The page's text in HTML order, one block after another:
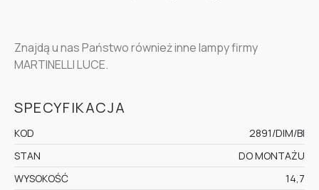
Znajdą u nas Państwo również inne lampy firmy
MARTINELLI LUCE.
SPECYFIKACJA
KOD
2891/DIM/BI
STAN
DO MONTAŻU
WYSOKOŚĆ
14,7